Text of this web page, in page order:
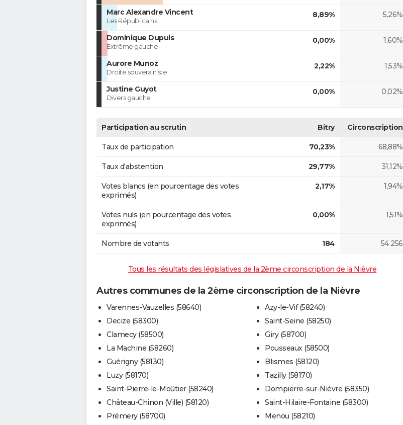
Marc Alexandre Vincent
Les Républicains
8,89% 5,26%
Dominique Dupuis
Extrême gauche
0,00% 1,60%
Aurore Munoz
Droite souverainiste
2,22% 1,53%
Justine Guyot
Divers gauche
0,00% 0,02%
Participation au scrutin Bitry Circonscription
Taux de participation 70,23% 68,88%
Taux d'abstention 29,77% 31,12%
Votes blancs (en pourcentage des votes
exprimés)
2,17% 1,94%
Votes nuls (en pourcentage des votes
exprimés)
0,00% 1,51%
Nombre de votants 184 54 256
Tous les résultats des législatives de la 2ème circonscription de la Nièvre
Autres communes de la 2ème circonscription de la Nièvre
Varennes-Vauzelles (58640)
Decize (58300)
Clamecy (58500)
La Machine (58260)
Guérigny (58130)
Luzy (58170)
Saint-Pierre-le-Moûtier (58240)
Château-Chinon (Ville) (58120)
Prémery (58700)
Azy-le-Vif (58240)
Saint-Seine (58250)
Giry (58700)
Pousseaux (58500)
Blismes (58120)
Tazilly (58170)
Dompierre-sur-Nièvre (58350)
Saint-Hilaire-Fontaine (58300)
Menou (58210)